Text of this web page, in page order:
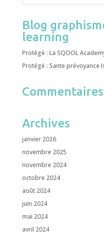
Blog
learning
Protégé : La SQOOL
Protégé : Sante prévoyance
Archives
janvier 2026
novembre 2025
novembre 2024
octobre 2024
août 2024
juin 2024
mai 2024
avril 2024